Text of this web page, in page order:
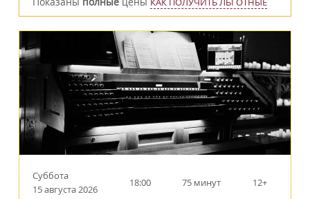
Суббота
15 августа 2026
18:00 75 минут 12+